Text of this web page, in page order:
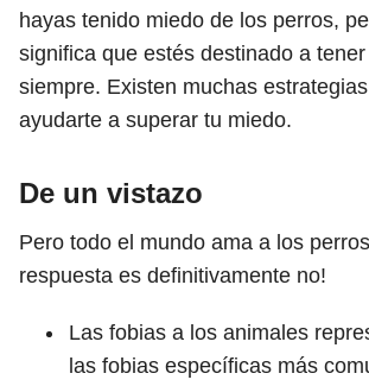
hayas tenido miedo de los perros,
significa que estés destinado a
siempre. Existen muchas
ayudarte a superar tu miedo.
De un vistazo
Pero todo el mundo ama a los
respuesta es definitivamente no!
Las fobias a los animales
las fobias específicas más